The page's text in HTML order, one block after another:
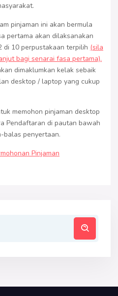
pinjaman ini akan bermula
pertama akan dilaksanakan
di 10 perpustakaan terpilih (sila
bagi senarai fasa pertama).
dimaklumkan kelak sebaik
desktop / laptop yang cukup
memohon pinjaman desktop
Pendaftaran di pautan bawah
balas penyertaan.
Pinjaman